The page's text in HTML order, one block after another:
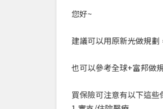
您好~
建議可以用原新光做規
也可以參考全球+富邦做
買保險可注意有以下這些